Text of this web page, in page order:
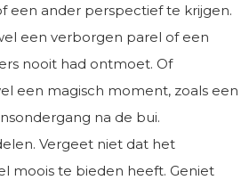
een ander perspectief te krijgen.
een verborgen parel of een
nooit had ontmoet. Of
een magisch moment, zoals een
na de bui.
Vergeet niet dat het
moois te bieden heeft. Geniet